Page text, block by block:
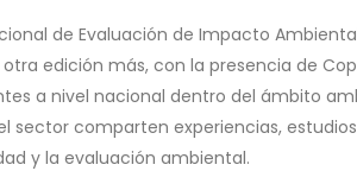
de Evaluación de Impacto
edición más, con la presencia de
a nivel nacional dentro del ámbito
sector comparten experiencias,
y la evaluación ambiental.